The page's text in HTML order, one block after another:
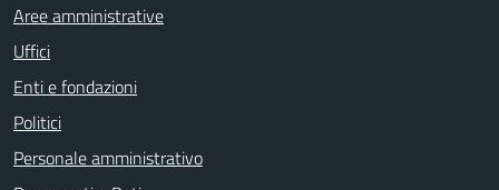
Aree amministrative
Uffici
Enti e fondazioni
Politici
Personale amministrativo